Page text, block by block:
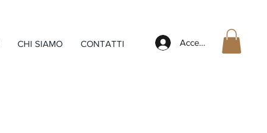
CHI SIAMO CONTATTI Accedi